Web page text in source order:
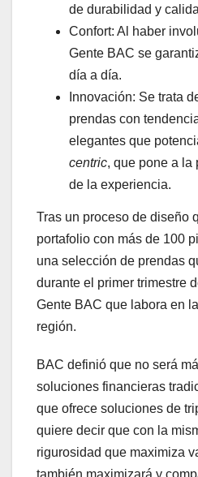
de durabilidad y
Confort: Al haber
Gente BAC se
día a día.
Innovación: Se trata
prendas con
elegantes que
centric, que pone a la
de la experiencia.
Tras un proceso de diseño
portafolio con más de 100
una selección de prendas
durante el primer trimestre
Gente BAC que labora en
región.
BAC definió que no será
soluciones financieras
que ofrece soluciones de
quiere decir que con la
rigurosidad que maximiza
también maximizará y